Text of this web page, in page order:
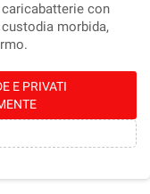
con
morbida,
E PRIVATI